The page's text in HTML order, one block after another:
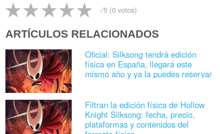
-/5 (0 votos)
ARTÍCULOS RELACIONADOS
Oficial: Silksong tendrá edición
física en España, llegará este
mismo año y ya la puedes reservar
Filtran la edición física de Hollow
Knight Silksong: fecha, precio,
plataformas y contenidos del